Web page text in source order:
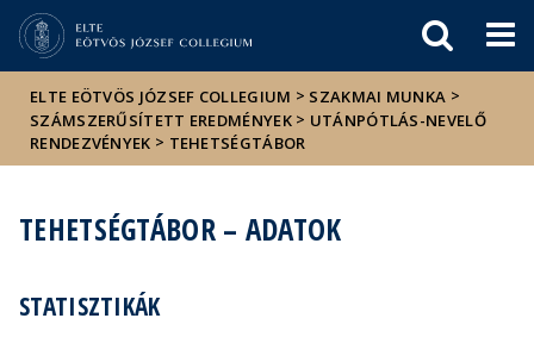
sajtóban
ELTE EÖTVÖS JÓZSEF COLLEGIUM > SZAKMAI MUNKA >
SZÁMSZERŰSÍTETT EREDMÉNYEK > UTÁNPÓTLÁS-NEVELŐ
RENDEZVÉNYEK > TEHETSÉGTÁBOR
TEHETSÉGTÁBOR – ADATOK
STATISZTIKÁK